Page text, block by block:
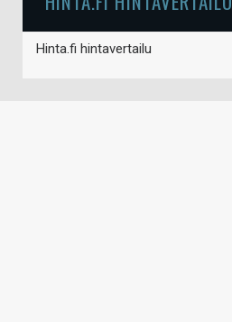
Hinta.fi hintavertailu